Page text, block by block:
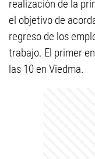
realización de la
el objetivo de
regreso de los
trabajo. El primer
las 10 en Viedma.